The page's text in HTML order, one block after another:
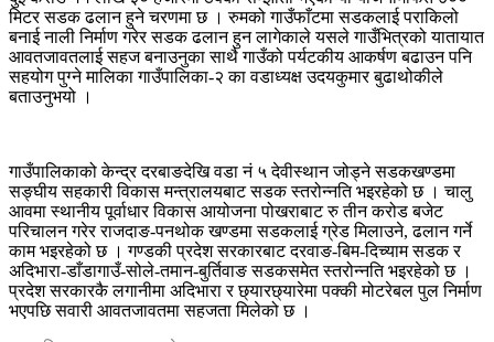
मिटर सडक ढलान हुने चरणमा छ । रुमको गाउँफाँटमा सडकलाई पराकिलो
बनाई नाली निर्माण गरेर सडक ढलान हुन लागेकाले यसले गाउँभित्रको यातायात
आवतजावतलाई सहज बनाउनुका साथै गाउँको पर्यटकीय आकर्षण बढाउन पनि
सहयोग पुग्ने मालिका गाउँपालिका-२ का वडाध्यक्ष उदयकुमार बुढाथोकीले
बताउनुभयो ।
गाउँपालिकाको केन्द्र दरबाङदेखि वडा नं ५ देवीस्थान जोड्ने सडकखण्डमा
सङ्घीय सहकारी विकास मन्त्रालयबाट सडक स्तरोन्नति भइरहेको छ । चालु
आवमा स्थानीय पूर्वाधार विकास आयोजना पोखराबाट रु तीन करोड बजेट
परिचालन गरेर राजदाङ-पनथोक खण्डमा सडकलाई ग्रेड मिलाउने, ढलान गर्ने
काम भइरहेको छ । गण्डकी प्रदेश सरकारबाट दरवाङ-बिम-दिच्याम सडक र
अदिभारा-डाँडागाउँ-सोले-तमान-बुर्तिवाङ सडकसमेत स्तरोन्नति भइरहेको छ ।
प्रदेश सरकारकै लगानीमा अदिभारा र छ्यारछ्यारेमा पक्की मोटरेबल पुल निर्माण
भएपछि सवारी आवतजावतमा सहजता मिलेको छ ।